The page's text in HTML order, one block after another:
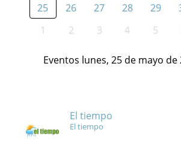
25
26 27 28 29
1
2 3 4 5
Eventos lunes, 25 de mayo de
El tiempo
El tiempo